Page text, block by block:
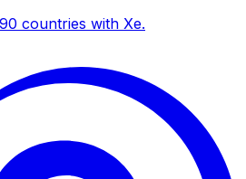
countries with Xe.